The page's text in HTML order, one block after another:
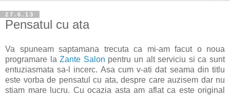
27.6.13
Pensatul cu ata
Va spuneam saptamana trecuta ca mi-am facut o noua
programare laZante Salon pentru un alt serviciu si ca sunt
entuziasmata sa-l incerc. Asa cum v-ati dat seama din titlu
este vorba de pensatul cu ata, despre care auzisem dar nu
stiam mare lucru. Cu ocazia asta am aflat ca este original